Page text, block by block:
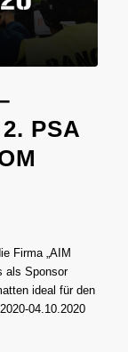
PSA
Firma „AIM
als Sponsor
ideal für den
04.10.2020